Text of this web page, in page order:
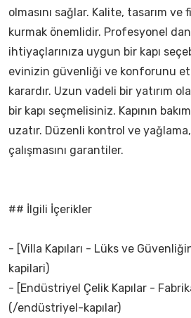
olmasını sağlar. Kalite, tasarım
kurmak önemlidir. Profesyonel
ihtiyaçlarınıza uygun bir kapı
evinizin güvenliği ve konforunu
karardır. Uzun vadeli bir yatırım
bir kapı seçmelisiniz. Kapının
uzatır. Düzenli kontrol ve
çalışmasını garantiler.
## İlgili İçerikler
- [Villa Kapıları - Lüks ve
kapilari)
- [Endüstriyel Çelik Kapılar -
(/endüstriyel-kapılar)